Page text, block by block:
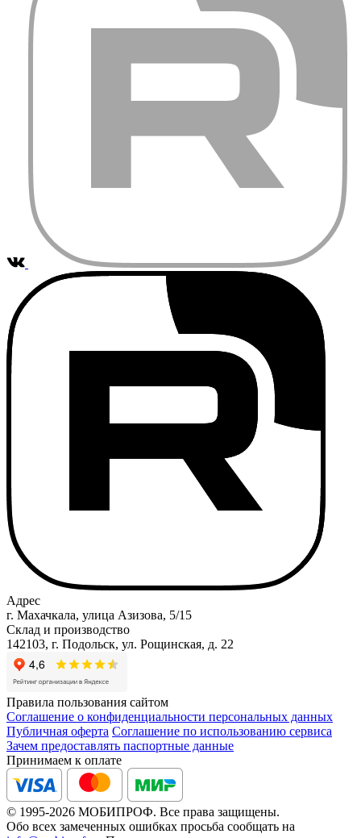
Адрес
г. Махачкала, улица Азизова, 5/15
Склад и производство
142103, г. Подольск, ул. Рощинская, д. 22
Правила пользования сайтом
Соглашение о конфиденциальности персональных данных
Публичная оферта Соглашение по использованию сервиса
Зачем предоставлять паспортные данные
Принимаем к оплате
© 1995-2026 МОБИПРОФ. Все права защищены.
Обо всех замеченных ошибках просьба сообщать на